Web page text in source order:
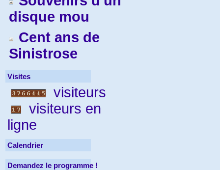
disque mou
Cent ans de
Sinistrose
Visites
visiteurs
visiteurs en
ligne
Calendrier
Demandez le programme !